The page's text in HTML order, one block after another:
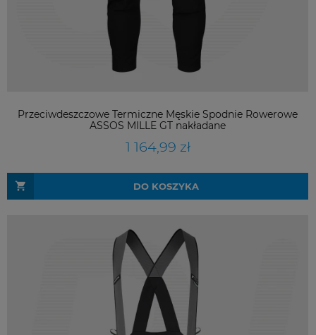
Przeciwdeszczowe Termiczne Męskie Spodnie Rowerowe
ASSOS MILLE GT nakładane
1 164,99 zł
DO KOSZYKA